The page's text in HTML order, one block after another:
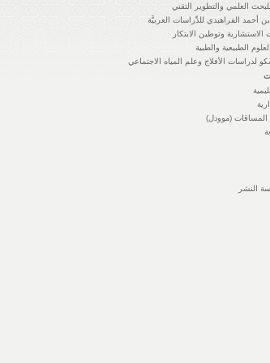
العلمي والتطوير التقني
أحمد الفراهيدي للدِّراسات العربيَّة
وتوطين الابتكار
الطبيعية والطبية
لدراسات الأفلاج وعلم المياه الاجتماعي
المساقات (موودل)
النشر